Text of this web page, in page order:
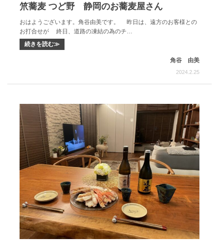
笊蕎麦 つど野 静岡のお蕎麦屋さん
おはようございます。角谷由美です。 昨日は、遠方のお客様との
お打合せが 終日、道路の凍結の為のチ…
続きを読む≫
角谷 由美
2024.2.25